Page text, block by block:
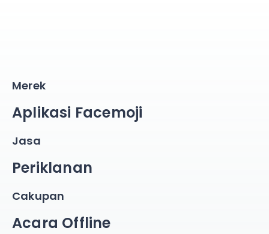
Merek
Aplikasi Facemoji
Jasa
Periklanan
Cakupan
Acara Offline